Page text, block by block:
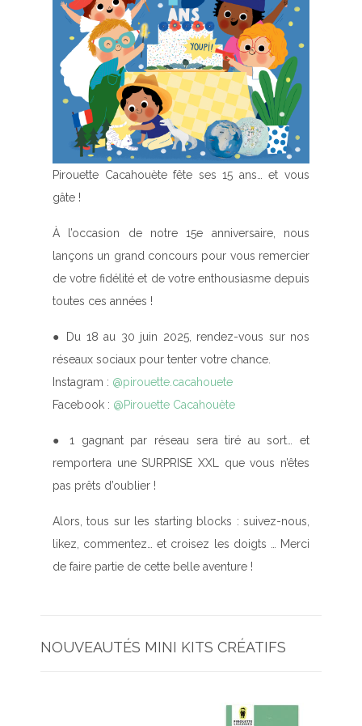
Pirouette Cacahouète fête ses 15 ans… et vous
gâte !
À l’occasion de notre 15e anniversaire, nous
lançons un grand concours pour vous remercier
de votre fidélité et de votre enthousiasme depuis
toutes ces années !
● Du 18 au 30 juin 2025, rendez-vous sur nos
réseaux sociaux pour tenter votre chance.
Instagram : @pirouette.cacahouete
Facebook : @Pirouette Cacahouète
●1 gagnant par réseau sera tiré au sort… et
remportera uneSURPRISE XXL que vous n’êtes
pas prêts d’oublier !
Alors, tous sur les starting blocks : suivez-nous,
likez, commentez… et croisez les doigts … Merci
de faire partie de cette belle aventure !
NOUVEAUTÉS MINI KITS CRÉATIFS